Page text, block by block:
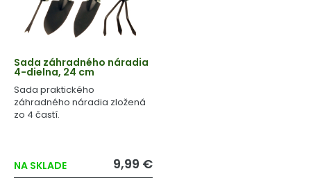
Sada záhradného náradia
4-dielna, 24 cm
Sada praktického
záhradného náradia zložená
zo 4 častí.
NA SKLADE 9,99 €